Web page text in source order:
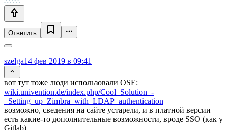
Ответить
szelga14 фев 2019 в 09:41
вот тут тоже люди использовали OSE:
wiki.univention.de/index.php/Cool_Solution_-
_Setting_up_Zimbra_with_LDAP_authentication
возможно, сведения на сайте устарели, и в платной версии
есть какие-то дополнительные возможности, вроде SSO (как у
Gitlab).